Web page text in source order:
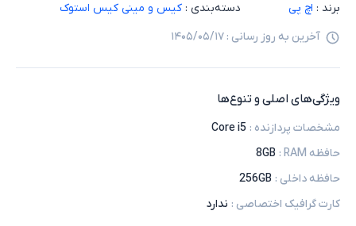
برند : اچ پی دسته‌بندی : کیس و مینی کیس استوک
آخرین به روز رسانی : ۱۴۰۵/۰۵/۱۷
ویژگی‌های اصلی و تنوع‌ها
مشخصات پردازنده :
Core i5
حافظه RAM
:
8GB
حافظه داخلی :
256GB
کارت گرافیک اختصاصی : ندارد